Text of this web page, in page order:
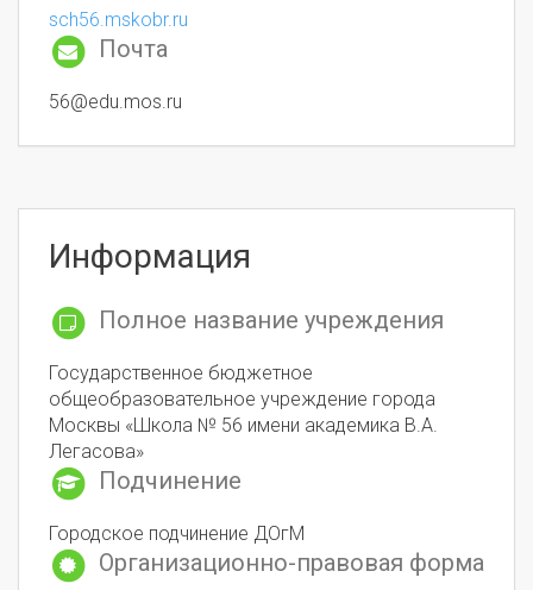
sch56.mskobr.ru
Почта
56@edu.mos.ru
Информация
Полное название учреждения
Государственное бюджетное
общеобразовательное учреждение города
Москвы «Школа № 56 имени академика В.А.
Легасова»
Подчинение
Городское подчинение ДОгМ
Организационно-правовая форма